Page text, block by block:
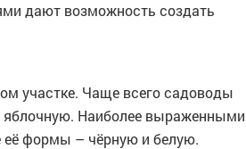
дают возможность создать
участке. Чаще всего садоводы
Наиболее выраженными
её формы – чёрную и белую.